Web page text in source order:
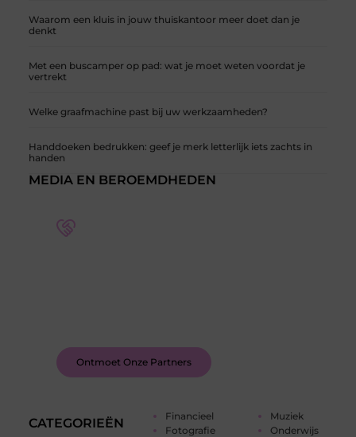
Waarom een kluis in jouw thuiskantoor meer doet dan je
denkt
Met een buscamper op pad: wat je moet weten voordat je
vertrekt
Welke graafmachine past bij uw werkzaamheden?
Handdoeken bedrukken: geef je merk letterlijk iets zachts in
handen
CATEGORIEËN
Financieel
Fotografie
Muziek
Onderwijs
MEDIA EN BEROEMDHEDEN
Ontmoet Onze Partners